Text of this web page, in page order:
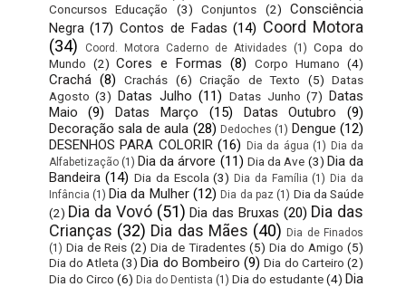
Concursos Educação
(3) Conjuntos (2)
Consciência
Negra (17) Contos de Fadas (14) Coord Motora
(34)
Coord. Motora Caderno de Atividades (1) Copa do
Mundo (2) Cores e Formas (8) Corpo Humano (4)
Crachá (8) Crachás (6) Criação de Texto (5) Datas
Agosto (3) Datas Julho (11) Datas Junho (7) Datas
Maio
(9) Datas Março (15) Datas Outubro
(9)
Decoração sala de aula (28) Dedoches (1) Dengue (12)
DESENHOS PARA COLORIR (16) Dia da água (1) Dia da
Alfabetização (1) Dia da árvore (11) Dia da Ave (3) Dia da
Bandeira (14) Dia da Escola (3) Dia da Família (1) Dia da
Infância (1) Dia da Mulher (12) Dia da paz (1) Dia da Saúde
(2) Dia da Vovó (51) Dia das Bruxas (20) Dia das
Crianças (32) Dia das Mães (40) Dia de Finados
(1) Dia de Reis (2) Dia de Tiradentes (5) Dia do Amigo (5)
Dia do Atleta (3) Dia do Bombeiro (9) Dia do Carteiro (2)
Dia do Circo (6) Dia do Dentista (1) Dia do estudante(4) Dia